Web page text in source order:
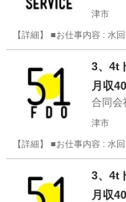
津市
【詳細】 ■お仕事内容 : 水
3、4t
月収
合同会
津市
【詳細】 ■お仕事内容 : 水
3、4t
月収